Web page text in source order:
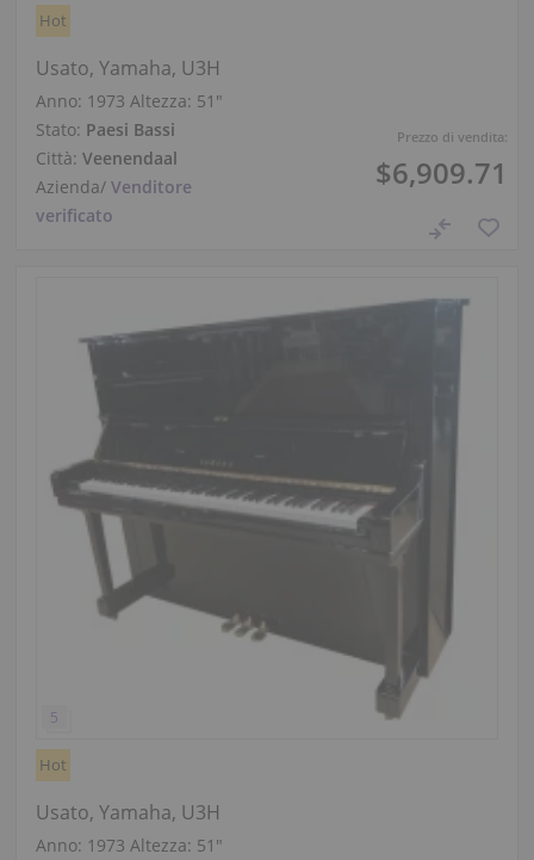
Prezzo di vendita:
$6,909.71
Hot
Usato, Yamaha, U3H
Anno: 1973 Altezza: 51″
Stato: Paesi Bassi
Città: Veenendaal
Azienda/ Venditore
verificato
Hot
Usato, Yamaha, U3H
Anno: 1973 Altezza: 51″